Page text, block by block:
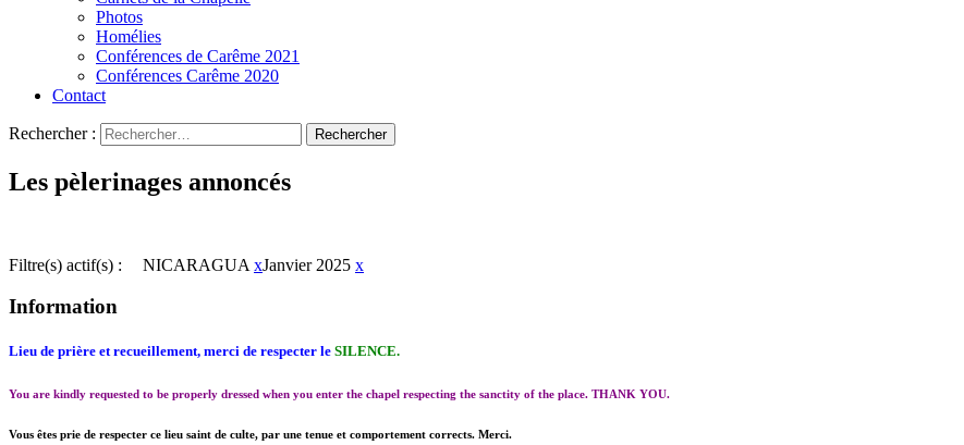
Photos
Homélies
Conférences de Carême 2021
Conférences Carême 2020
Contact
Rechercher :
Les pèlerinages annoncés
Filtre(s) actif(s) : NICARAGUA xJanvier 2025 x
Information
Lieu de prière et recueillement, merci de respecter le SILENCE.
You are kindly requested to be properly dressed when you enter the chapel respecting the sanctity of the place. THANK YOU.
Vous êtes prie de respecter ce lieu saint de culte, par une tenue et comportement corrects. Merci.